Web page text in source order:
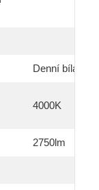
Denní bílá
4000K
2750lm